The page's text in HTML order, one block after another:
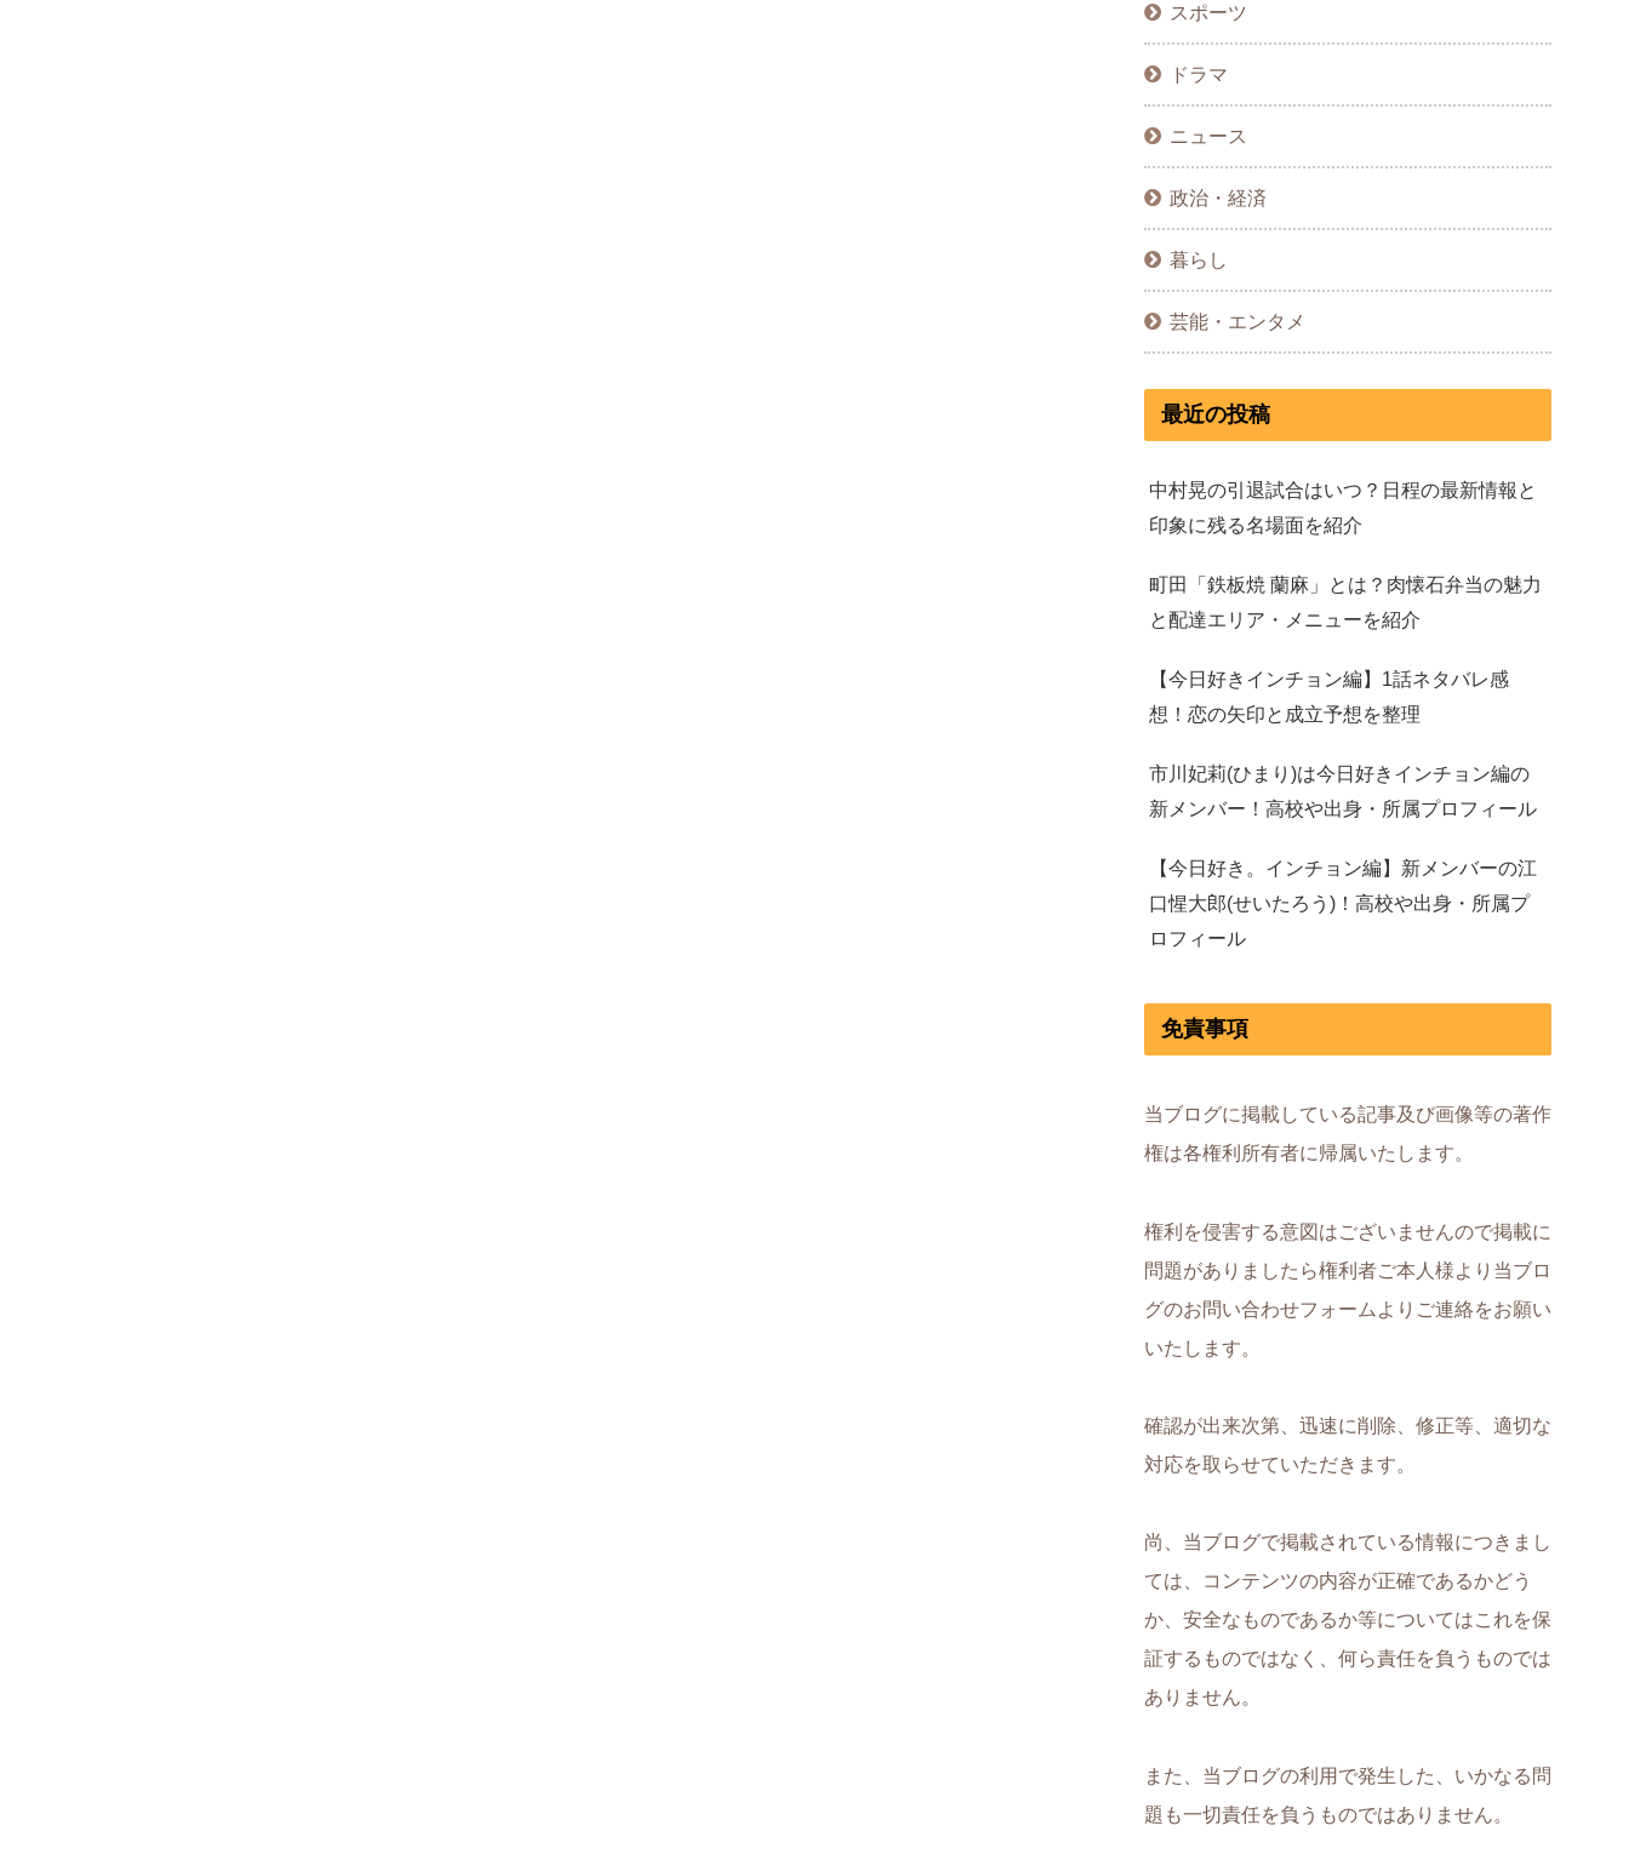
スポーツ
ドラマ
ニュース
政治・経済
暮らし
芸能・エンタメ
最近の投稿
中村晃の引退試合はいつ？日程の最新情報と
印象に残る名場面を紹介
町田「鉄板焼 蘭麻」とは？肉懐石弁当の魅力
と配達エリア・メニューを紹介
【今日好きインチョン編】1話ネタバレ感
想！恋の矢印と成立予想を整理
市川妃莉(ひまり)は今日好きインチョン編の
新メンバー！高校や出身・所属プロフィール
【今日好き。インチョン編】新メンバーの江
口惺大郎(せいたろう)！高校や出身・所属プ
ロフィール
免責事項
当ブログに掲載している記事及び画像等の著作
権は各権利所有者に帰属いたします。
権利を侵害する意図はございませんので掲載に
問題がありましたら権利者ご本人様より当ブロ
グのお問い合わせフォームよりご連絡をお願い
いたします。
確認が出来次第、迅速に削除、修正等、適切な
対応を取らせていただきます。
尚、当ブログで掲載されている情報につきまし
ては、コンテンツの内容が正確であるかどう
か、安全なものであるか等についてはこれを保
証するものではなく、何ら責任を負うものでは
ありません。
また、当ブログの利用で発生した、いかなる問
題も一切責任を負うものではありません。